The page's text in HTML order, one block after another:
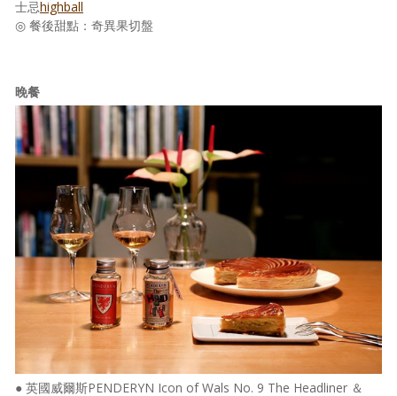
士忌highball
◎ 餐後甜點：奇異果切盤
晚餐
● 英國威爾斯PENDERYN Icon of Wals No. 9 The Headliner ＆